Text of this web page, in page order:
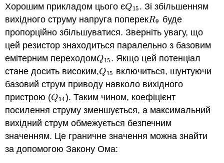
Хорошим прикладом цього єQ15
Q15. Зі збільшенням
вихідного струму напруга поперекR9
R9 буде
пропорційно збільшуватися. Зверніть увагу, що
цей резистор знаходиться паралельно з базовим
емітерним переходомQ15
Q15. Якщо цей потенціал
стане досить високим,Q15
Q15 включиться, шунтуючи
базовий струм приводу навколо вихідного
пристрою (Q14
Q14). Таким чином, коефіцієнт
посилення струму зменшується, а максимальний
вихідний струм обмежується безпечним
значенням. Це граничне значення можна знайти
за допомогою Закону Ома: